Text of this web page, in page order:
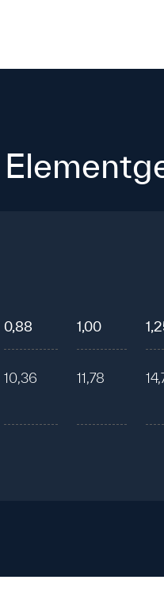
0,88
10,36
1,00
11,78